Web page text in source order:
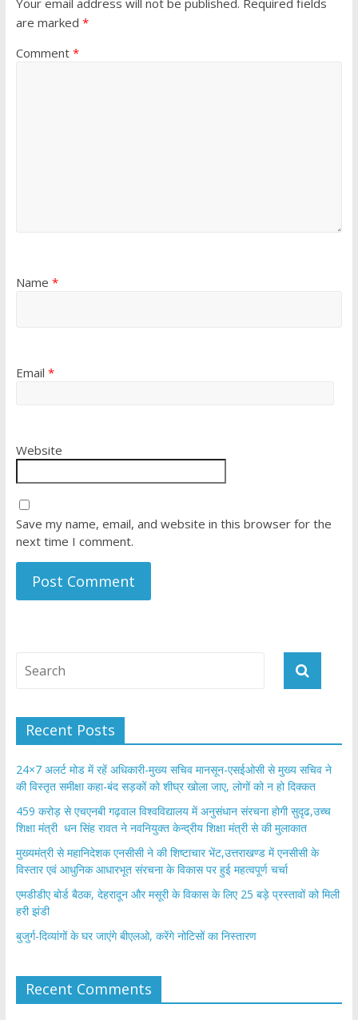
Your email address will not be published. Required fields
are marked *
Comment *
Name *
Email *
Website
Save my name, email, and website in this browser for the
next time I comment.
Recent Posts
24×7 अलर्ट मोड में रहें अधिकारी-मुख्य सचिव मानसून-एसईओसी से मुख्य सचिव ने
की विस्तृत समीक्षा कहा-बंद सड़कों को शीघ्र खोला जाए, लोगों को न हो दिक्कत
459 करोड़ से एचएनबी गढ़वाल विश्वविद्यालय में अनुसंधान संरचना होगी सुदृढ,उच्च
शिक्षा मंत्री धन सिंह रावत ने नवनियुक्त केन्द्रीय शिक्षा मंत्री से की मुलाकात
मुख्यमंत्री से महानिदेशक एनसीसी ने की शिष्टाचार भेंट,उत्तराखण्ड में एनसीसी के
विस्तार एवं आधुनिक आधारभूत संरचना के विकास पर हुई महत्वपूर्ण चर्चा
एमडीडीए बोर्ड बैठक, देहरादून और मसूरी के विकास के लिए 25 बड़े प्रस्तावों को मिली
हरी झंडी
बुजुर्ग-दिव्यांगों के घर जाएंगे बीएलओ, करेंगे नोटिसों का निस्तारण
Recent Comments